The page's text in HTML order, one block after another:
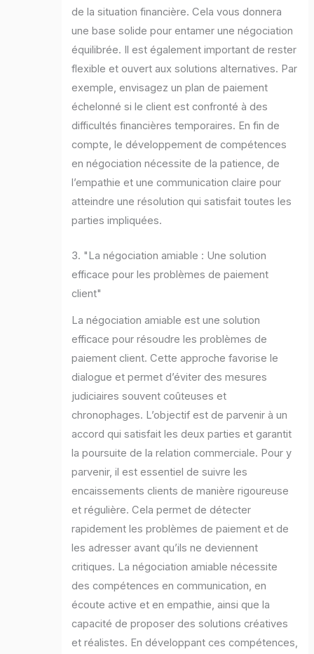
de la situation financière. Cela vous donnera
une base solide pour entamer une négociation
équilibrée. Il est également important de rester
flexible et ouvert aux solutions alternatives. Par
exemple, envisagez un plan de paiement
échelonné si le client est confronté à des
difficultés financières temporaires. En fin de
compte, le développement de compétences
en négociation nécessite de la patience, de
l’empathie et une communication claire pour
atteindre une résolution qui satisfait toutes les
parties impliquées.
3. "La négociation amiable : Une solution
efficace pour les problèmes de paiement
client"
La négociation amiable est une solution
efficace pour résoudre les problèmes de
paiement client. Cette approche favorise le
dialogue et permet d’éviter des mesures
judiciaires souvent coûteuses et
chronophages. L’objectif est de parvenir à un
accord qui satisfait les deux parties et garantit
la poursuite de la relation commerciale. Pour y
parvenir, il est essentiel de suivre les
encaissements clients de manière rigoureuse
et régulière. Cela permet de détecter
rapidement les problèmes de paiement et de
les adresser avant qu’ils ne deviennent
critiques. La négociation amiable nécessite
des compétences en communication, en
écoute active et en empathie, ainsi que la
capacité de proposer des solutions créatives
et réalistes. En développant ces compétences,